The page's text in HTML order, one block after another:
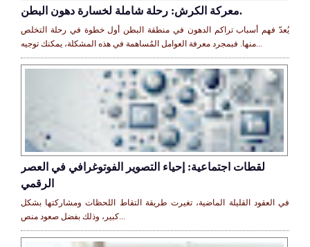
معركة الكرش: رحلة شاملة لخسارة دهون البطن.
يُعدّ فهم أسباب تراكم الدهون في منطقة البطن أول خطوة في رحلة التخلص
منها. فبمجرد معرفة العوامل المُساهمة في هذه المشكلة، يمكنك توجيه...
لقطات اجتماعية: إحياء التصوير الفوتوغرافي في العصر
الرقمي
في العقود القليلة الماضية، تغيرت طريقة التقاط اللحظات ومشاركتها بشكل
كبير، وذلك بفضل صعود منص...